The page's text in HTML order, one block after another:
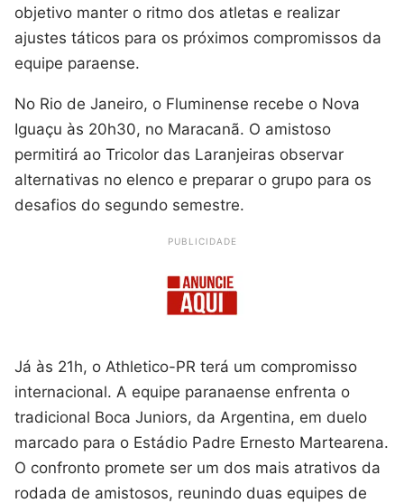
objetivo manter o ritmo dos atletas e realizar
ajustes táticos para os próximos compromissos da
equipe paraense.
No Rio de Janeiro, o Fluminense recebe o Nova
Iguaçu às 20h30, no Maracanã. O amistoso
permitirá ao Tricolor das Laranjeiras observar
alternativas no elenco e preparar o grupo para os
desafios do segundo semestre.
PUBLICIDADE
Já às 21h, o Athletico-PR terá um compromisso
internacional. A equipe paranaense enfrenta o
tradicional Boca Juniors, da Argentina, em duelo
marcado para o Estádio Padre Ernesto Martearena.
O confronto promete ser um dos mais atrativos da
rodada de amistosos, reunindo duas equipes de